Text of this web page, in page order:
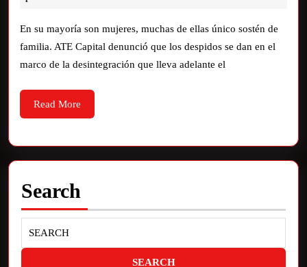
En su mayoría son mujeres, muchas de ellas único sostén de
familia. ATE Capital denunció que los despidos se dan en el
marco de la desintegración que lleva adelante el
Read More
Search